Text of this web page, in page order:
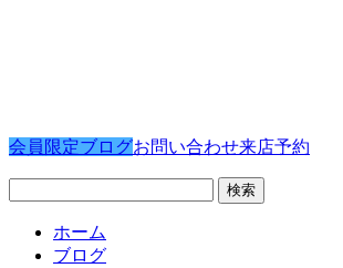
会員限定ブログお問い合わせ来店予約
ホーム
ブログ